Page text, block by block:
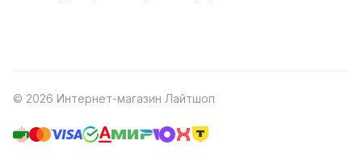
© 2026 Интернет-магазин Лайтшоп